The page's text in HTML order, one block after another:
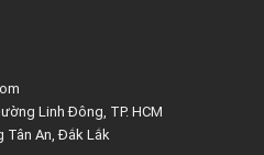
Linh Đông, TP. HCM
Tân An, Đắk Lắk